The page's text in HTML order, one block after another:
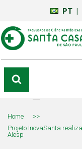
PT
Home
>>
Projeto InovaSanta
Alesp